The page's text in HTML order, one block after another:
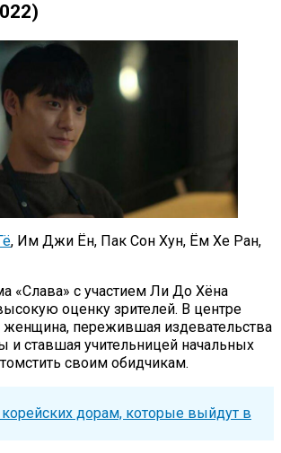
, Им Джи Ён, Пак Сон Хун, Ём Хе Ран,
«Слава» с участием Ли До Хёна
оценку зрителей. В центре
пережившая издевательства
ставшая учительницей начальных
своим обидчикам.
дорам, которые выйдут в